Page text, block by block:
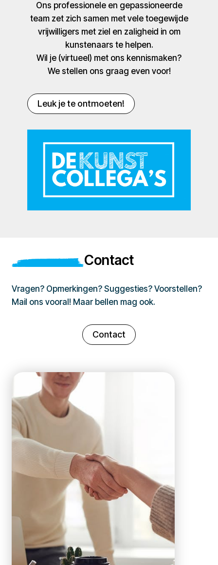
Ons professionele en gepassioneerde
team zet zich samen met vele toegewijde
vrijwilligers met ziel en zaligheid in om
kunstenaars te helpen.
Wil je (virtueel) met ons kennismaken?
We stellen ons graag even voor!
Leuk je te ontmoeten!
Contact
Vragen? Opmerkingen? Suggesties? Voorstellen?
Mail ons vooral! Maar bellen mag ook.
Contact